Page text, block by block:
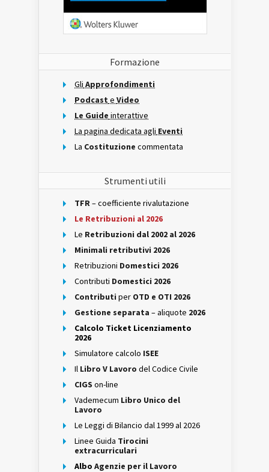
Formazione
Gli Approfondimenti
Podcast e Video
Le Guide interattive
La pagina dedicata agli Eventi
La Costituzione commentata
Strumenti utili
TFR– coefficiente rivalutazione
Le Retribuzioni al 2026
Le Retribuzioni dal 2002 al 2026
Minimali retributivi 2026
Retribuzioni Domestici 2026
Contributi Domestici 2026
Contributi per OTD e OTI 2026
Gestione separata – aliquote 2026
Calcolo Ticket Licenziamento
2026
Simulatore calcolo ISEE
Il Libro V Lavoro del Codice Civile
CIGS on-line
Vademecum Libro Unico del
Lavoro
Le Leggi di Bilancio dal 1999 al 2026
Linee Guida Tirocini
extracurriculari
Albo Agenzie per il Lavoro